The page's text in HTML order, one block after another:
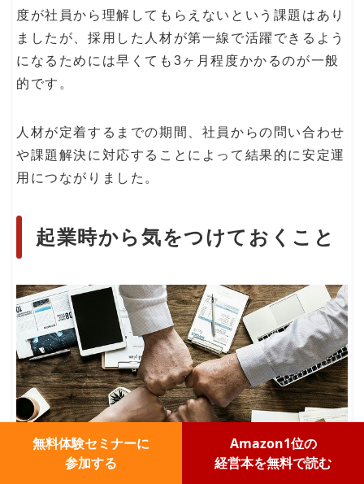
度が社員から理解してもらえないという課題はあり
ましたが、採用した人材が第一線で活躍できるよう
になるためには早くても3ヶ月程度かかるのが一般
的です。
人材が定着するまでの期間、社員からの問い合わせ
や課題解決に対応することによって結果的に安定運
用につながりました。
起業時から気をつけておくこと
無料体験セミナーに
参加する
Amazon1位の
経営本を無料で読む